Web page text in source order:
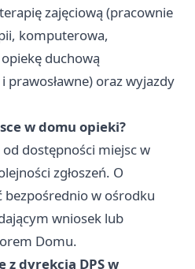
zajęciową (pracownie
komputerowa,
duchową
prawosławne) oraz wyjazdy
w domu opieki?
od dostępności miejsc w
zgłoszeń. O
bezpośrednio w ośrodku
wniosek lub
Domu.
z dyrekcją DPS w